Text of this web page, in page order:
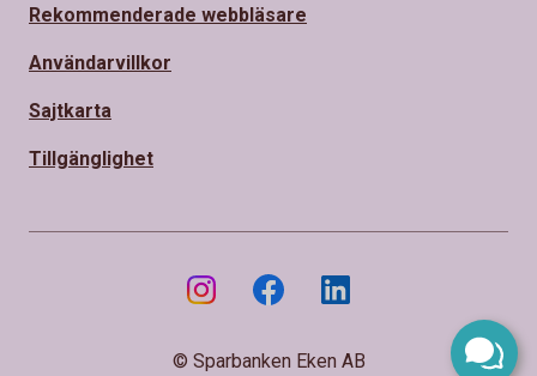
Rekommenderade webbläsare
Användarvillkor
Sajtkarta
Tillgänglighet
© Sparbanken Eken AB